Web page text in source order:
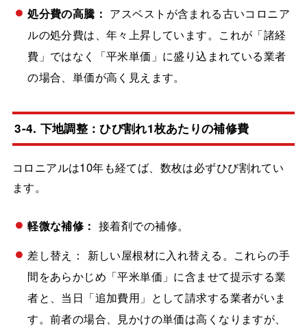
処分費の高騰： アスベストが含まれる古いコロニア
ルの処分費は、年々上昇しています。これが「諸経
費」ではなく「平米単価」に盛り込まれている業者
の場合、単価が高く見えます。
3-4. 下地調整：ひび割れ1枚あたりの補修費
コロニアルは10年も経てば、数枚は必ずひび割れてい
ます。
軽微な補修： 接着剤での補修。
差し替え： 新しい屋根材に入れ替える。これらの手
間をあらかじめ「平米単価」に含ませて提示する業
者と、当日「追加費用」として請求する業者がいま
す。前者の場合、見かけの単価は高くなりますが、